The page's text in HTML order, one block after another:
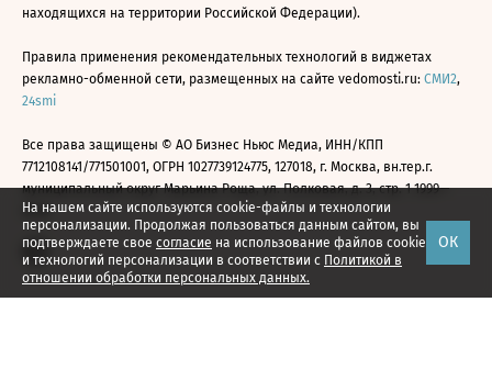
На нашем сайте используются cookie-файлы и технологии
персонализации. Продолжая пользоваться данным сайтом, вы
подтверждаете свое согласие на использование файлов cookie
и технологий персонализации в соответствии с Политикой в
отношении обработки персональных данных.
ОК
находящихся на территории Российской Федерации).
Правила применения рекомендательных технологий в виджетах
рекламно-обменной сети, размещенных на сайте vedomosti.ru: СМИ2,
24smi
Все права защищены © АО Бизнес Ньюс Медиа, ИНН/КПП
7712108141/771501001, ОГРН 1027739124775, 127018, г. Москва, вн.тер.г.
муниципальный округ Марьина Роща, ул. Полковая, д. 3, стр. 1 1999—
2026